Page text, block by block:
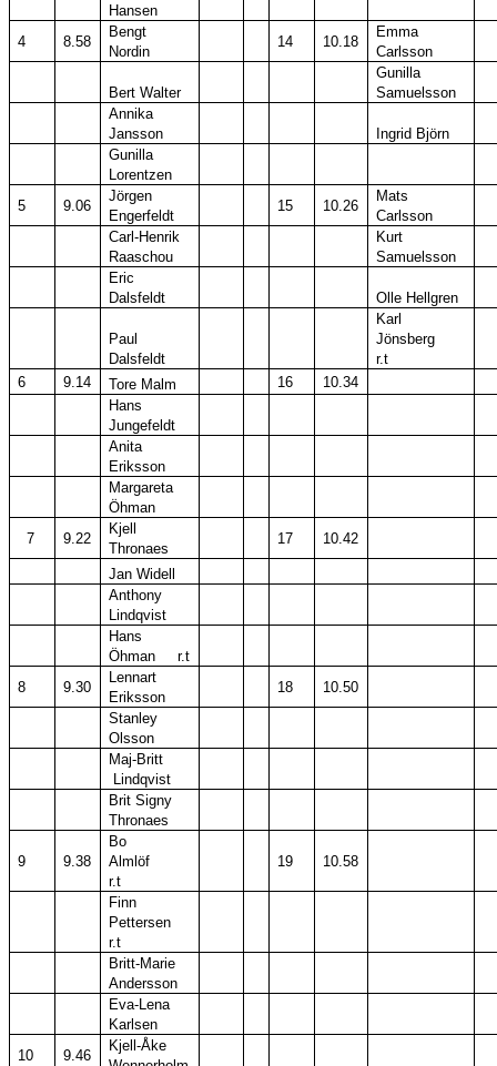
Hansen
4
8.58
Bengt
Nordin
14 10.18
Emma
Carlsson
Bert Walter
Gunilla
Samuelsson
Annika
Jansson
Ingrid Björn
Gunilla
Lorentzen
5
9.06
Jörgen
Engerfeldt
15 10.26
Mats
Carlsson
Carl-Henrik
Raaschou
Kurt
Samuelsson
Eric
Dalsfeldt
Olle Hellgren
Paul
Dalsfeldt
Karl
Jönsberg
r.t
6
9.14 Tore Malm 16
10.34
Hans
Jungefeldt
Anita
Eriksson
Margareta
Öhman
7
9.22
Kjell
Thronaes
17 10.42
Jan Widell
Anthony
Lindqvist
Hans
Öhman r.t
8
9.30
Lennart
Eriksson
18
10.50
Stanley
Olsson
Maj-Britt
Lindqvist
Brit Signy
Thronaes
9 9.38
Bo
Almlöf
r.t
19 10.58
Finn
Pettersen
r.t
Britt-Marie
Andersson
Eva-Lena
Karlsen
10
9.46
Kjell-Åke